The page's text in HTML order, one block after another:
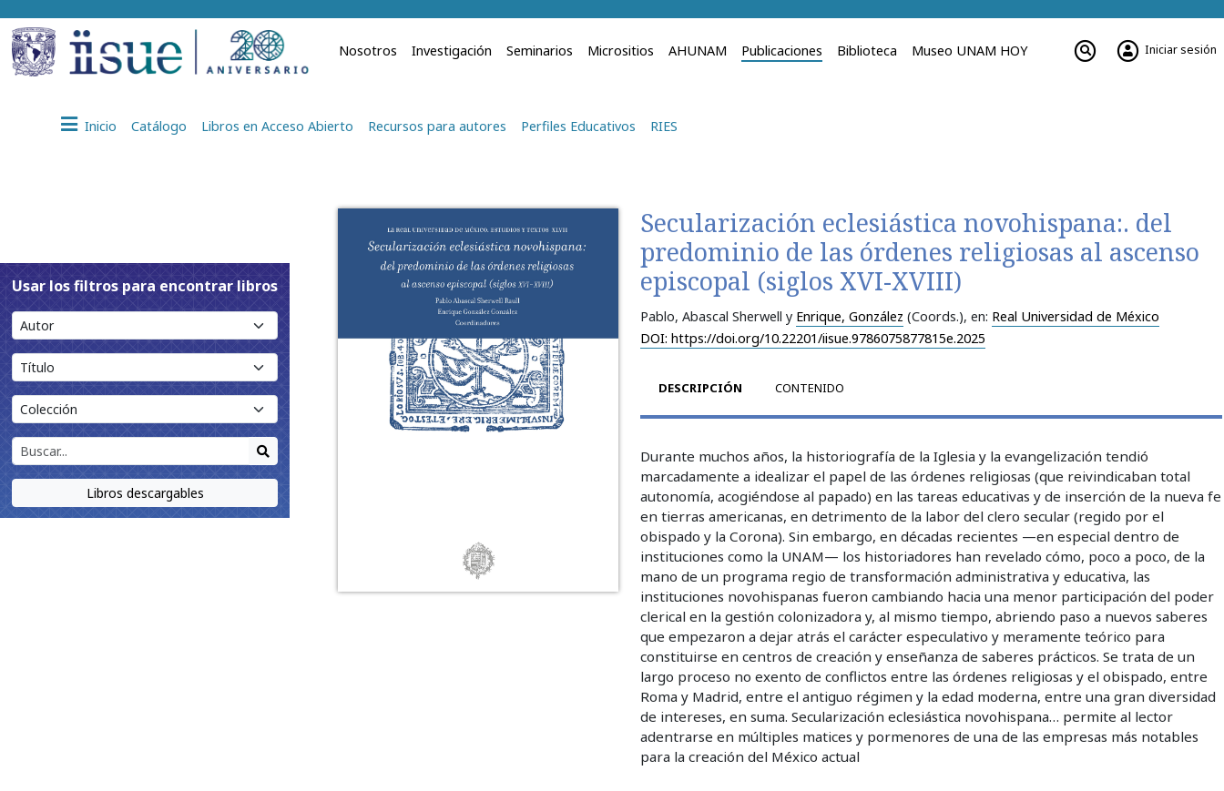
Nosotros Investigación Seminarios Micrositios AHUNAM Publicaciones Biblioteca Museo UNAM HOY Iniciar sesión
Inicio Catálogo Libros en Acceso Abierto Recursos para autores Perfiles Educativos RIES
Usar los filtros para encontrar libros
Libros descargables
Secularización eclesiástica novohispana:. del
predominio de las órdenes religiosas al ascenso
episcopal (siglos XVI-XVIII)
Pablo, Abascal Sherwell y Enrique, González (Coords.), en: Real Universidad de México
DOI: https://doi.org/10.22201/iisue.9786075877815e.2025
DESCRIPCIÓN CONTENIDO
Durante muchos años, la historiografía de la Iglesia y la evangelización tendió
marcadamente a idealizar el papel de las órdenes religiosas (que reivindicaban total
autonomía, acogiéndose al papado) en las tareas educativas y de inserción de la nueva fe
en tierras americanas, en detrimento de la labor del clero secular (regido por el
obispado y la Corona). Sin embargo, en décadas recientes —en especial dentro de
instituciones como la UNAM— los historiadores han revelado cómo, poco a poco, de la
mano de un programa regio de transformación administrativa y educativa, las
instituciones novohispanas fueron cambiando hacia una menor participación del poder
clerical en la gestión colonizadora y, al mismo tiempo, abriendo paso a nuevos saberes
que empezaron a dejar atrás el carácter especulativo y meramente teórico para
constituirse en centros de creación y enseñanza de saberes prácticos. Se trata de un
largo proceso no exento de conflictos entre las órdenes religiosas y el obispado, entre
Roma y Madrid, entre el antiguo régimen y la edad moderna, entre una gran diversidad
de intereses, en suma. Secularización eclesiástica novohispana… permite al lector
adentrarse en múltiples matices y pormenores de una de las empresas más notables
para la creación del México actual